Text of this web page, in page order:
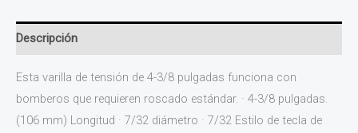
Descripción
Esta varilla de tensión de 4-3/8 pulgadas funciona con
bomberos que requieren roscado estándar. · 4-3/8 pulgadas.
(106 mm) Longitud · 7/32 diámetro · 7/32 Estilo de tecla de